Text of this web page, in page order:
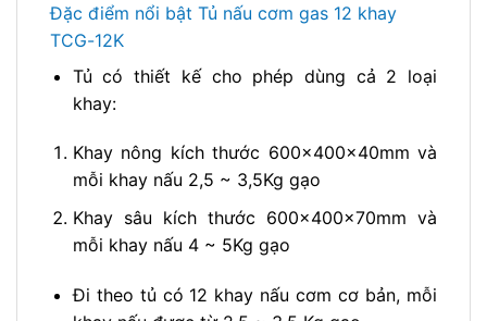
Đặc điểm nổi bật Tủ nấu cơm gas 12 khay
TCG-12K
Tủ có thiết kế cho phép dùng cả 2 loại
khay:
Khay nông kích thước 600x400x40mm và
mỗi khay nấu 2,5 ~ 3,5Kg gạo
Khay sâu kích thước 600x400x70mm và
mỗi khay nấu 4 ~ 5Kg gạo
Đi theo tủ có 12 khay nấu cơm cơ bản, mỗi